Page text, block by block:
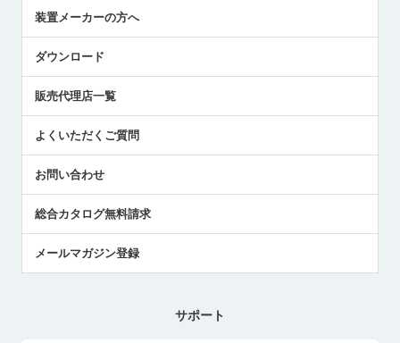
採用情報
国/地域/言語
エアマイクロセンサ製品
メトロールの技術
社員ブログ
中小企業のBCP地震対策
センサのテクニカルガイド
社長ブログ
装置メーカーの方へ
ダウンロード
販売代理店一覧
よくいただくご質問
お問い合わせ
総合カタログ無料請求
メールマガジン登録
サポート